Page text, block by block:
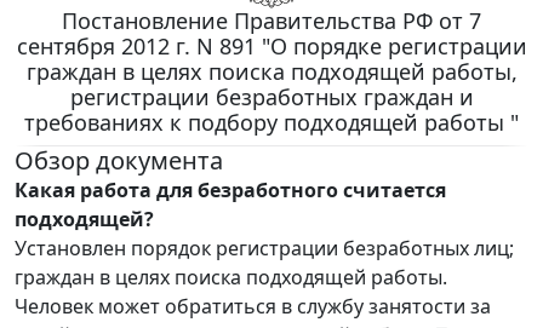
Постановление Правительства РФ от 7
сентября 2012 г. N 891 "О порядке регистрации
граждан в целях поиска подходящей работы,
регистрации безработных граждан и
требованиях к подбору подходящей работы "
Обзор документа
Какая работа для безработного считается
подходящей?
Установлен порядок регистрации безработных лиц;
граждан в целях поиска подходящей работы.
Человек может обратиться в службу занятости за